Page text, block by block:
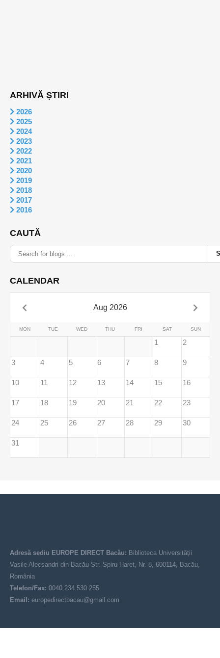
ARHIVĂ ȘTIRI
2026
2025
2024
2023
2022
2021
2020
2019
2018
2017
2016
CAUTĂ
CALENDAR
Aug 2026
MON TUE WED THU FRI SAT SUN
1 2
3 4 5 6 7 8 9
10 11 12 13 14 15 16
17 18 19 20 21 22 23
24 25 26 27 28 29 30
31
Adresă sediu EUROPE DIRECT Bacău: Biblioteca Universității
Vasile Alecsandri din Bacău Str. Spiru Haret, Nr. 8, 600114, Bacău,
România
Telefon/Fax: 0040.234.530.255
Email: europedirectbacau@gmail.com